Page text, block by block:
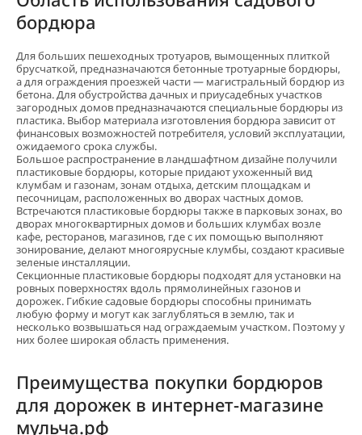
бордюра
Для больших пешеходных тротуаров, вымощенных плиткой
брусчаткой, предназначаются бетонные тротуарные бордюры,
а для ограждения проезжей части — магистральный бордюр из
бетона. Для обустройства дачных и приусадебных участков
загородных домов предназначаются специальные бордюры из
пластика. Выбор материала изготовления бордюра зависит от
финансовых возможностей потребителя, условий эксплуатации,
ожидаемого срока службы.
Большое распространение в ландшафтном дизайне получили
пластиковые бордюры, которые придают ухоженный вид
клумбам и газонам, зонам отдыха, детским площадкам и
песочницам, расположенных во дворах частных домов.
Встречаются пластиковые бордюры также в парковых зонах, во
дворах многоквартирных домов и больших клумбах возле
кафе, ресторанов, магазинов, где с их помощью выполняют
зонирование, делают многоярусные клумбы, создают красивые
зеленые инсталляции.
Секционные пластиковые бордюры подходят для установки на
ровных поверхностях вдоль прямолинейных газонов и
дорожек. Гибкие садовые бордюры способны принимать
любую форму и могут как заглубляться в землю, так и
несколько возвышаться над ограждаемым участком. Поэтому у
них более широкая область применения.
Преимущества покупки бордюров
для дорожек в интернет-магазине
мульча.рф